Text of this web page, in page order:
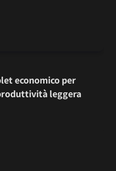
economico per
leggera